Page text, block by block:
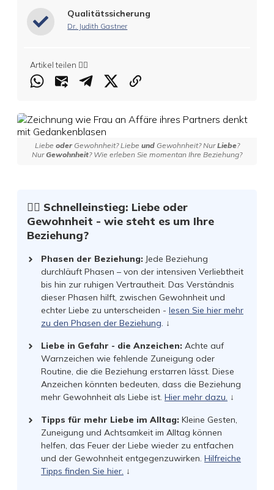
Qualitätssicherung
Dr. Judith Gastner
Artikel teilen 👇🏻
Liebe oderGewohnheit? Liebe undGewohnheit? NurLiebe?
NurGewohnheit? Wie erleben Sie momentan Ihre Beziehung?
☝🏻 Schnelleinstieg: Liebe oder
Gewohnheit - wie steht es um Ihre
Beziehung?
Phasen der Beziehung: Jede Beziehung
durchläuft Phasen – von der intensiven Verliebtheit
bis hin zur ruhigen Vertrautheit. Das Verständnis
dieser Phasen hilft, zwischen Gewohnheit und
echter Liebe zu unterscheiden - lesen Sie hier mehr
zu den Phasen der Beziehung. ↓
Liebe in Gefahr - die Anzeichen: Achte auf
Warnzeichen wie fehlende Zuneigung oder
Routine, die die Beziehung erstarren lässt. Diese
Anzeichen könnten bedeuten, dass die Beziehung
mehr Gewohnheit als Liebe ist. Hier mehr dazu. ↓
Tipps für mehr Liebe im Alltag: Kleine Gesten,
Zuneigung und Achtsamkeit im Alltag können
helfen, das Feuer der Liebe wieder zu entfachen
und der Gewohnheit entgegenzuwirken. Hilfreiche
Tipps finden Sie hier. ↓